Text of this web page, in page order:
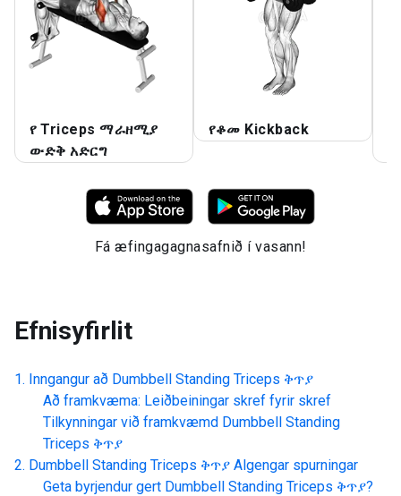
የ Triceps ማራዘሚያ
ውድቅ አድርግ
የቆመ Kickback
Fá æfingagagnasafnið í vasann!
Efnisyfirlit
Inngangur að Dumbbell Standing Triceps ቅጥያ
Að framkvæma: Leiðbeiningar skref fyrir skref
Tilkynningar við framkvæmd Dumbbell Standing
Triceps ቅጥያ
Dumbbell Standing Triceps ቅጥያ Algengar spurningar
Geta byrjendur gert Dumbbell Standing Triceps ቅጥያ?